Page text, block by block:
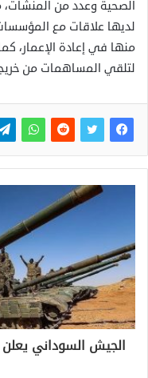
الصحية وعدد من المنشآت،
لديها علاقات مع
منها في إعادة الإعمار،
لتلقي المساهمات من
الجيش السوداني